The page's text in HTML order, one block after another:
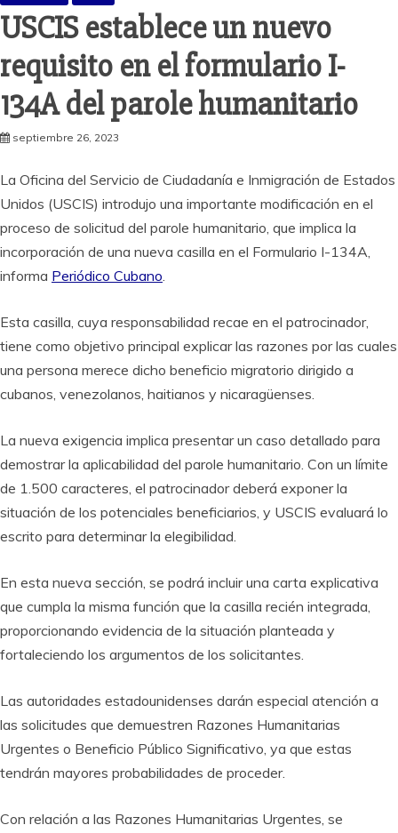
USCIS establece un nuevo
requisito en el formulario I-
134A del parole humanitario
septiembre 26, 2023
La Oficina del Servicio de Ciudadanía e Inmigración de Estados
Unidos (USCIS) introdujo una importante modificación en el
proceso de solicitud del parole humanitario, que implica la
incorporación de una nueva casilla en el Formulario I-134A,
informa Periódico Cubano.
Esta casilla, cuya responsabilidad recae en el patrocinador,
tiene como objetivo principal explicar las razones por las cuales
una persona merece dicho beneficio migratorio dirigido a
cubanos, venezolanos, haitianos y nicaragüenses.
La nueva exigencia implica presentar un caso detallado para
demostrar la aplicabilidad del parole humanitario. Con un límite
de 1.500 caracteres, el patrocinador deberá exponer la
situación de los potenciales beneficiarios, y USCIS evaluará lo
escrito para determinar la elegibilidad.
En esta nueva sección, se podrá incluir una carta explicativa
que cumpla la misma función que la casilla recién integrada,
proporcionando evidencia de la situación planteada y
fortaleciendo los argumentos de los solicitantes.
Las autoridades estadounidenses darán especial atención a
las solicitudes que demuestren Razones Humanitarias
Urgentes o Beneficio Público Significativo, ya que estas
tendrán mayores probabilidades de proceder.
Con relación a las Razones Humanitarias Urgentes, se